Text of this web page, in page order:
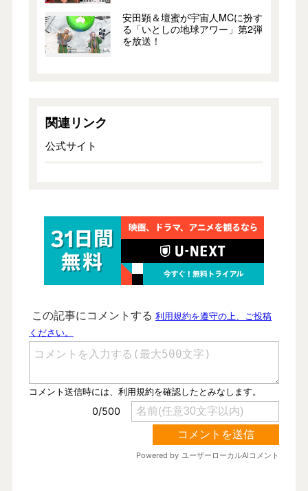
安田顕＆壇蜜が宇宙人MCに扮す
る「いとしの地球アワー」第2弾
を放送！
関連リンク
公式サイト